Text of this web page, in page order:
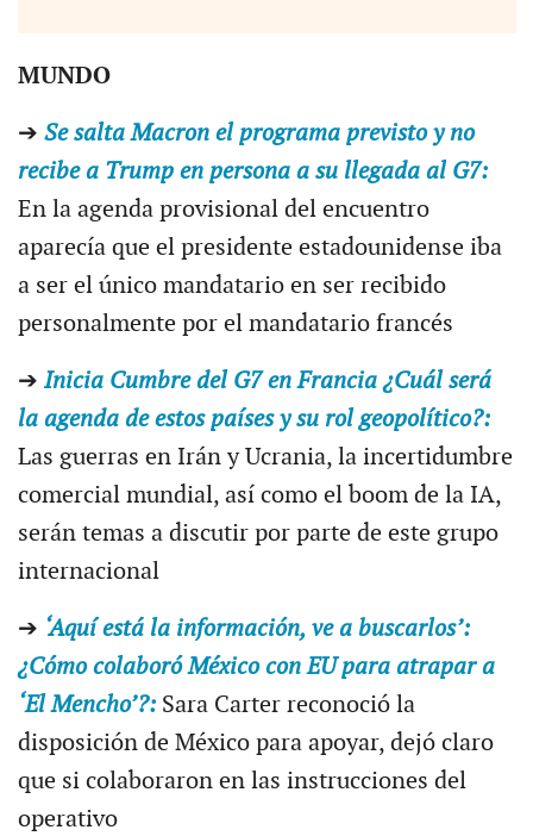
MUNDO
➔ Se salta Macron el programa previsto y no
recibe a Trump en persona a su llegada al G7:
En la agenda provisional del encuentro
aparecía que el presidente estadounidense iba
a ser el único mandatario en ser recibido
personalmente por el mandatario francés
➔ Inicia Cumbre del G7 en Francia ¿Cuál será
la agenda de estos países y su rol geopolítico?:
Las guerras en Irán y Ucrania, la incertidumbre
comercial mundial, así como el boom de la IA,
serán temas a discutir por parte de este grupo
internacional
➔ ‘Aquí está la información, ve a buscarlos’:
¿Cómo colaboró México con EU para atrapar a
‘El Mencho’?:Sara Carter reconoció la
disposición de México para apoyar, dejó claro
que si colaboraron en las instrucciones del
operativo